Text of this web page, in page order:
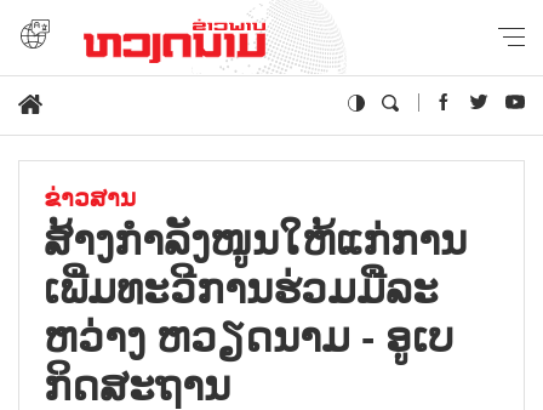
ຂ່າວສານ
ສ້າງ​ກຳ​ລັງ​ໜູນ​ໃຫ້​ແກ່​ການ​
ເພີ່ມ​ທະ​ວີການ​ຮ່ວມ​ມື​ລະ​
ຫວ່າງ ຫວຽດ​ນາມ - ອູ​ເບ​
ກິດ​ສະ​ຖານ